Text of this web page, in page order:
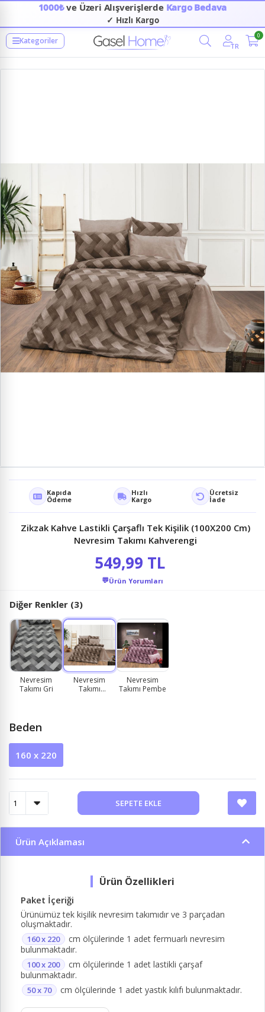
1000₺ve Üzeri Alışverişlerde Kargo Bedava
✓ Hızlı Kargo
Kategoriler
TR
0
Kapıda
Ödeme
Hızlı
Kargo
Ücretsiz
İade
Zikzak Kahve Lastikli Çarşaflı Tek Kişilik (100X200 Cm)
Nevresim Takımı Kahverengi
549,99 TL
💬Ürün Yorumları
Diğer Renkler (3)
Nevresim
Takımı Gri
Nevresim
Takımı
Nevresim
Takımı Pembe
Beden
160 x 220
SEPETE EKLE
Ürün Açıklaması
Paket İçeriği
Ürünümüz tek kişilik nevresim takımıdır ve 3 parçadan
oluşmaktadır.
160 x 220
cm ölçülerinde 1 adet fermuarlı nevresim
bulunmaktadır.
100 x 200
cm ölçülerinde 1 adet lastikli çarşaf
bulunmaktadır.
50 x 70 cm ölçülerinde 1 adet yastık kılıfı bulunmaktadır.